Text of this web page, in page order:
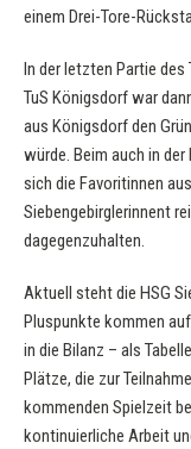
einem Drei-Tore-
In der letzten Partie des
TuS Königsdorf war
aus Königsdorf den
würde. Beim auch in
sich die Favoritinnen
Siebengebirglerinnent
dagegenzuhalten.
Aktuell steht die HSG
Pluspunkte kommen
in die Bilanz – als
Plätze, die zur
kommenden Spielzeit
kontinuierliche Arbeit